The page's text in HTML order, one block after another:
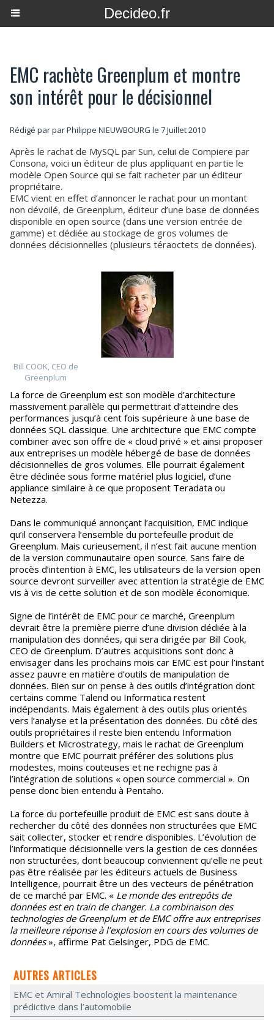
Decideo.fr
EMC rachète Greenplum et montre
son intérêt pour le décisionnel
Rédigé par par Philippe NIEUWBOURG le 7 Juillet 2010
Après le rachat de MySQL par Sun, celui de Compiere par
Consona, voici un éditeur de plus appliquant en partie le
modèle Open Source qui se fait racheter par un éditeur
propriétaire.
EMC vient en effet d’annoncer le rachat pour un montant
non dévoilé, de Greenplum, éditeur d’une base de données
disponible en open source (dans une version entrée de
gamme) et dédiée au stockage de gros volumes de
données décisionnelles (plusieurs téraoctets de données).
Bill COOK, CEO de
Greenplum
La force de Greenplum est son modèle d’architecture
massivement parallèle qui permettrait d’atteindre des
performances jusqu’à cent fois supérieure à une base de
données SQL classique. Une architecture que EMC compte
combiner avec son offre de « cloud privé » et ainsi proposer
aux entreprises un modèle hébergé de base de données
décisionnelles de gros volumes. Elle pourrait également
être déclinée sous forme matériel plus logiciel, d’une
appliance similaire à ce que proposent Teradata ou
Netezza.
Dans le communiqué annonçant l’acquisition, EMC indique
qu’il conservera l’ensemble du portefeuille produit de
Greenplum. Mais curieusement, il n’est fait aucune mention
de la version communautaire open source. Sans faire de
procès d’intention à EMC, les utilisateurs de la version open
source devront surveiller avec attention la stratégie de EMC
vis à vis de cette solution et de son modèle économique.
Signe de l’intérêt de EMC pour ce marché, Greenplum
devrait être la première pierre d’une division dédiée à la
manipulation des données, qui sera dirigée par Bill Cook,
CEO de Greenplum. D’autres acquisitions sont donc à
envisager dans les prochains mois car EMC est pour l’instant
assez pauvre en matière d’outils de manipulation de
données. Bien sur on pense à des outils d’intégration dont
certains comme Talend ou Informatica restent
indépendants. Mais également à des outils plus orientés
vers l’analyse et la présentation des données. Du côté des
outils propriétaires il reste bien entendu Information
Builders et Microstrategy, mais le rachat de Greenplum
montre que EMC pourrait préférer des solutions plus
modestes, moins couteuses et ne rechigne pas à
l’intégration de solutions « open source commercial ». On
pense donc bien entendu à Pentaho.
La force du portefeuille produit de EMC est sans doute à
rechercher du côté des données non structurées que EMC
sait collecter, stocker et rendre disponibles. L’évolution de
l’informatique décisionnelle vers la gestion de ces données
non structurées, dont beaucoup conviennent qu’elle ne peut
pas être réalisée par les éditeurs actuels de Business
Intelligence, pourrait être un des vecteurs de pénétration
de ce marché par EMC. « Le monde des entrepôts de
données est en train de changer. La combinaison des
technologies de Greenplum et de EMC offre aux entreprises
la meilleure réponse à l’explosion en cours des volumes de
données», affirme Pat Gelsinger, PDG de EMC.
AUTRES ARTICLES
EMC et Amiral Technologies boostent la maintenance
prédictive dans l’automobile